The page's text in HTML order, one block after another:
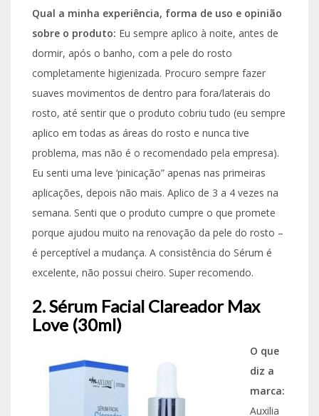
Qual a minha experiência, forma de uso e opinião
sobre o produto: Eu sempre aplico à noite, antes de
dormir, após o banho, com a pele do rosto
completamente higienizada. Procuro sempre fazer
suaves movimentos de dentro para fora/laterais do
rosto, até sentir que o produto cobriu tudo (eu sempre
aplico em todas as áreas do rosto e nunca tive
problema, mas não é o recomendado pela empresa).
Eu senti uma leve ‘pinicação” apenas nas primeiras
aplicações, depois não mais. Aplico de 3 a 4 vezes na
semana. Senti que o produto cumpre o que promete
porque ajudou muito na renovação da pele do rosto –
é perceptível a mudança. A consistência do Sérum é
excelente, não possui cheiro. Super recomendo.
2. Sérum Facial Clareador Max
Love (30ml)
O que
diz a
marca:
Auxilia